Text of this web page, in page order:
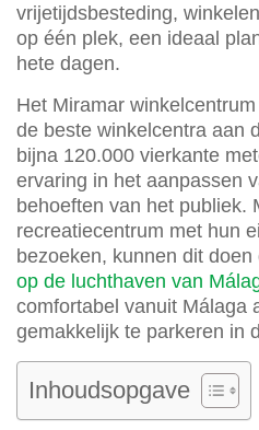
vrijetijdsbesteding,
op één plek, een ideaal
hete dagen.
Het Miramar
de beste winkelcentra aan
bijna 120.000 vierkante
ervaring in het aanpassen
behoeften van het publiek.
recreatiecentrum met hun
bezoeken, kunnen dit doen
op de luchthaven van
comfortabel vanuit Málaga
gemakkelijk te parkeren in
Inhoudsopgave